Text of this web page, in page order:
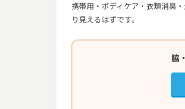
携帯用・ボディケア・衣類消臭
り見えるはずです。
脇